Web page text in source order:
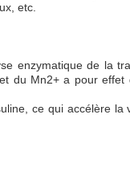
etc.
enzymatique de la
du Mn2+ a pour
ce qui accélère